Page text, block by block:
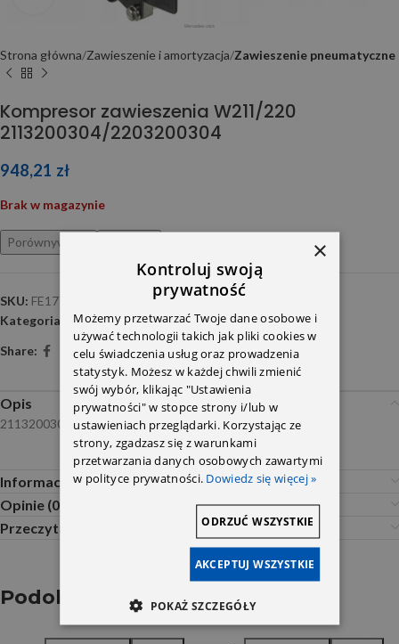
Strona główna Zawieszenie i amortyzacja Zawieszenie pneumatyczne
Kompresor zawieszenia W211/220
2113200304/2203200304
948,21 zł
Brak w magazynie
Porównywarka
SKU: FE177705
Kategoria:
Zawieszenie pneumatyczne
Share:
Opis
2113200304/2203200304 Febi
Informacje dodatkowe
Opinie (0)
Przeczytaj Przed Zakupem
Podobne produkty
×
Kontroluj swoją
prywatność
Możemy przetwarzać Twoje dane osobowe i
używać technologii takich jak pliki cookies w
celu świadczenia usług oraz prowadzenia
statystyk. Możesz w każdej chwili zmienić
swój wybór, klikając "Ustawienia
prywatności" w stopce strony i/lub w
ustawieniach przeglądarki. Korzystając ze
strony, zgadzasz się z warunkami
przetwarzania danych osobowych zawartymi
w polityce prywatności. Dowiedz się więcej »
AKCEPTUJ WSZYSTKIE
ODRZUĆ WSZYSTKIE
POKAŻ SZCZEGÓŁY